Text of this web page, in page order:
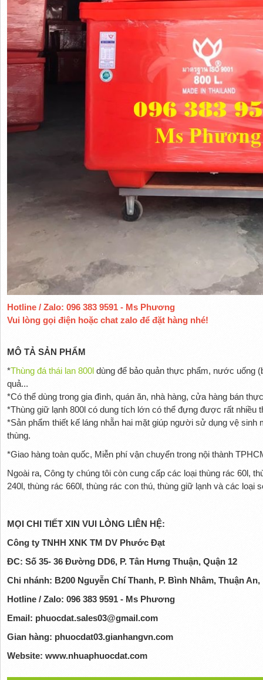
Hotline / Zalo: 096 383 9591 - Ms Phương
Vui lòng gọi điện hoặc chat zalo để đặt hàng nhé!
MÔ TẢ SẢN PHẨM
*Thùng đá thái lan 800ldùng để bảo quản thực phẩm, nước uống
quả...
*Có thể dùng trong gia đình, quán ăn, nhà hàng, cửa hàng bán
*Thùng giữ lạnh 800l có dung tích lớn có thể đựng được rất nhiều
*Sản phẩm thiết kế láng nhẵn hai mặt giúp người sử dụng vệ sinh
thùng.
*Giao hàng toàn quốc, Miễn phí vận chuyển trong nội thành
Ngoài ra, Công ty chúng tôi còn cung cấp các loại thùng rác 60l,
240l, thùng rác 660l, thùng rác con thú, thùng giữ lạnh và các loại
MỌI CHI TIẾT XIN VUI LÒNG LIÊN HỆ:
Công ty TNHH XNK TM DV Phước Đạt
ĐC: Số 35- 36 Đường DD6, P. Tân Hưng Thuận, Quận 12
Chi nhánh: B200 Nguyễn Chí Thanh, P. Bình Nhâm, Thuận
Hotline / Zalo: 096 383 9591 - Ms Phương
Email: phuocdat.sales03@gmail.com
Gian hàng: phuocdat03.gianhangvn.com
Website: www.nhuaphuocdat.com